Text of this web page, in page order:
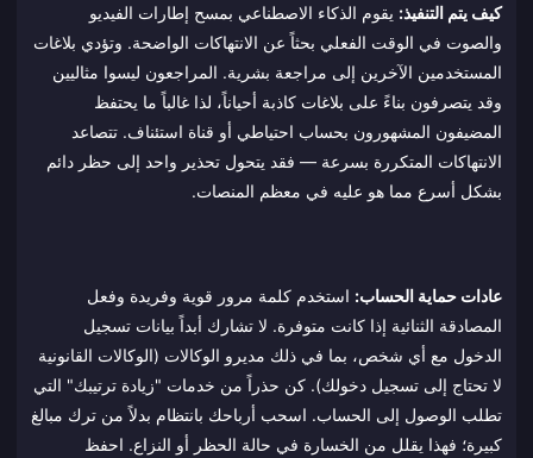
كيف يتم التنفيذ: يقوم الذكاء الاصطناعي بمسح إطارات الفيديو
والصوت في الوقت الفعلي بحثاً عن الانتهاكات الواضحة. وتؤدي بلاغات
المستخدمين الآخرين إلى مراجعة بشرية. المراجعون ليسوا مثاليين
وقد يتصرفون بناءً على بلاغات كاذبة أحياناً، لذا غالباً ما يحتفظ
المضيفون المشهورون بحساب احتياطي أو قناة استئناف. تتصاعد
الانتهاكات المتكررة بسرعة — فقد يتحول تحذير واحد إلى حظر دائم
بشكل أسرع مما هو عليه في معظم المنصات.
عادات حماية الحساب: استخدم كلمة مرور قوية وفريدة وفعل
المصادقة الثنائية إذا كانت متوفرة. لا تشارك أبداً بيانات تسجيل
الدخول مع أي شخص، بما في ذلك مديرو الوكالات (الوكالات القانونية
لا تحتاج إلى تسجيل دخولك). كن حذراً من خدمات "زيادة ترتيبك" التي
تطلب الوصول إلى الحساب. اسحب أرباحك بانتظام بدلاً من ترك مبالغ
كبيرة؛ فهذا يقلل من الخسارة في حالة الحظر أو النزاع. احفظ